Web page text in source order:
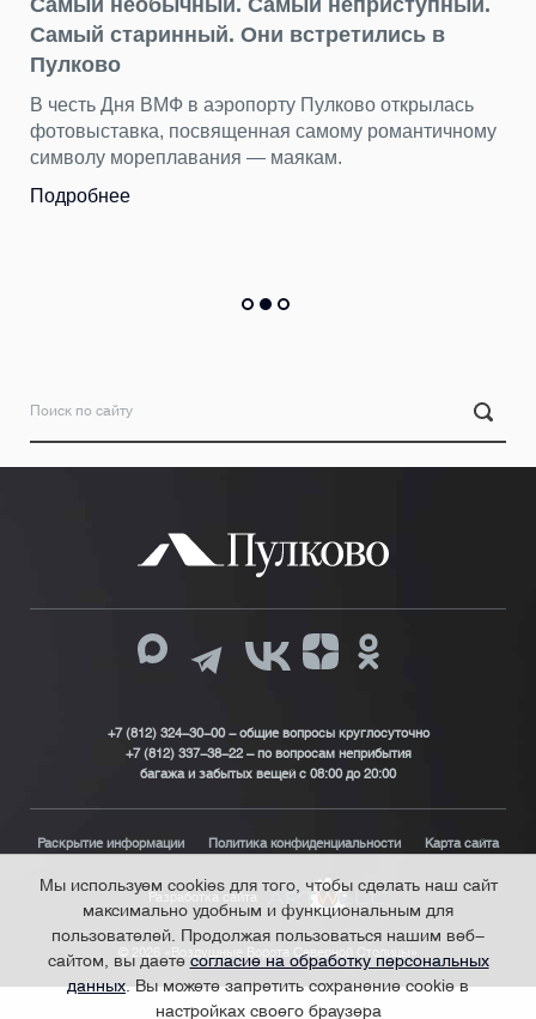
Самый необычный. Самый неприступный.
Самый старинный. Они встретились в
Пулково
В честь Дня ВМФ в аэропорту Пулково открылась
фотовыставка, посвященная самому романтичному
символу мореплавания — маякам.
Подробнее
+7 (812) 324-30-00 - общие вопросы круглосуточно
+7 (812) 337-38-22 – по вопросам неприбытия
багажа и забытых вещей с 08:00 до 20:00
Раскрытие информации Политика конфиденциальности Карта сайта
Разработка сайта
© 2026 «Воздушные Ворота Северной Столицы»
Мы используем cookies для того, чтобы сделать наш сайт
максимально удобным и функциональным для
пользователей. Продолжая пользоваться нашим веб-
сайтом, вы даетесогласие на обработку персональных
данных. Вы можете запретить сохранение cookie в
настройках своего браузера